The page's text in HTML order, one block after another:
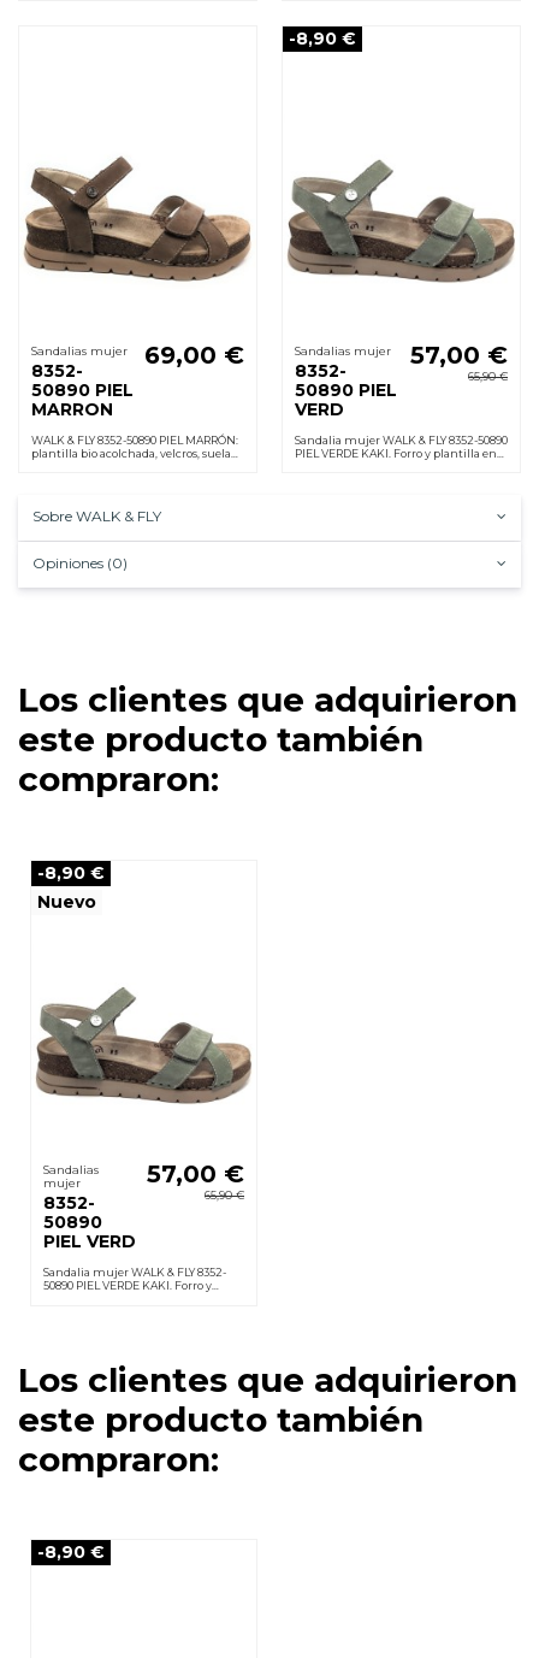
Sandalias mujer
8352-
50890 PIEL
MARRON
69,00 €
WALK & FLY 8352-50890 PIEL MARRÓN:
plantilla bio acolchada, velcros, suela
-8,90 €
Sandalias mujer
8352-
50890 PIEL
VERD
57,00 €
65,90 €
Sandalia mujer WALK & FLY 8352-50890
PIEL VERDE KAKI. Forro y plantilla en
Sobre WALK & FLY
Opiniones (0)
Los clientes que adquirieron
este producto también
compraron:
-8,90 €
Nuevo
Sandalias
mujer
8352-
50890
PIEL VERD
57,00 €
65,90 €
Sandalia mujer WALK & FLY 8352-
50890 PIEL VERDE KAKI. Forro y
Los clientes que adquirieron
este producto también
compraron:
-8,90 €